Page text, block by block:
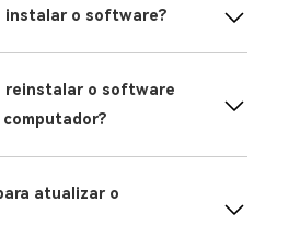
instalar o software?
reinstalar o software
computador?
atualizar o